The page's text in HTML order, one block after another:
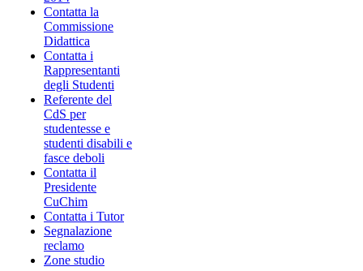
Contatta la
Commissione
Didattica
Contatta i
Rappresentanti
degli Studenti
Referente del
CdS per
studentesse e
studenti disabili e
fasce deboli
Contatta il
Presidente
CuChim
Contatta i Tutor
Segnalazione
reclamo
Zone studio